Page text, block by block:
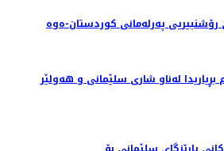
رۆشنبیریی پەرلەمانی كوردستان-ەوە
لەناو شاری سلێمانی و هەولێر